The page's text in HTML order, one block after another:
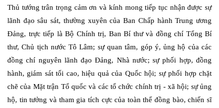
Thủ tướng trân trọng cảm ơn và kính mong tiếp tục nhận được sự
lãnh đạo sâu sát, thường xuyên của Ban Chấp hành Trung ương
Đảng, trực tiếp là Bộ Chính trị, Ban Bí thư và đồng chí Tổng Bí
thư, Chủ tịch nước Tô Lâm; sự quan tâm, góp ý, ủng hộ của các
đồng chí nguyên lãnh đạo Đảng, Nhà nước; sự phối hợp, đồng
hành, giám sát tối cao, hiệu quả của Quốc hội; sự phối hợp chặt
chẽ của Mặt trận Tổ quốc và các tổ chức chính trị - xã hội; sự ủng
hộ, tin tưởng và tham gia tích cực của toàn thể đồng bào, chiến sĩ